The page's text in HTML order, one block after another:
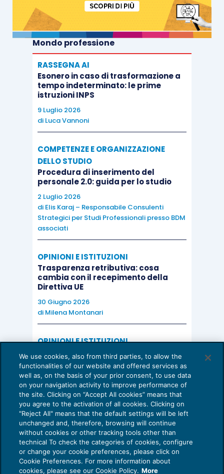
Mondo professione
RASSEGNA AI
Esonero in caso di trasformazione a
tempo indeterminato: le prime
istruzioni INPS
9 Luglio 2026
di Luca Vannoni
COMPETENZE E ORGANIZZAZIONE
DELLO STUDIO
Procedura di inserimento del
personale 2.0: guida per lo studio
2 Luglio 2026
di Elis Karaj – Responsabile Consulenti
Strategici per Studi Professionali presso BDM
associati
OPINIONI E ISTITUZIONI
Trasparenza retributiva: cosa
cambia con il recepimento della
Direttiva UE
30 Giugno 2026
di Milena Montanari
OPINIONI E ISTITUZIONI
Valorizzare il potenziale dello Studio:
una riflessione sul futuro della
consulenza del lavoro
15 Giugno 2026
di Milena Montanari
Privacy Policy
We use cookies, also from third parties, to allow the
functionalities of our website and offered services as
well as, on the basis of your prior consent, to use data
on your navigation activity to improve performance of
the site. Clicking on “Accept All cookies” means that
you agree to the activation of all cookies. Clicking on
"Reject All" means that the default settings will be left
unchanged and, therefore, browsing will continue
without cookies or other tracking tools other than
technical To check the categories of cookies, configure
or change your cookie preferences, please click on
Cookie Preferences. For more information about
cookies, please see our Cookie Policy. More